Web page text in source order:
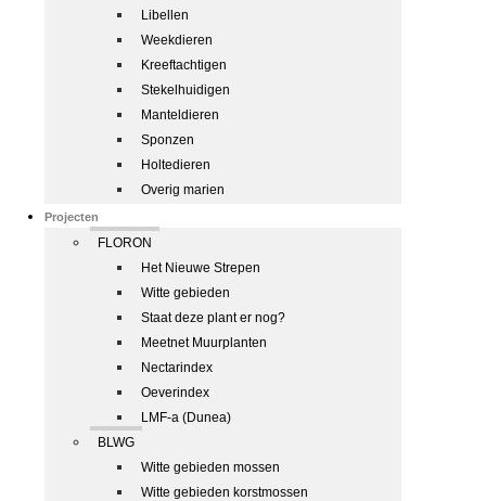
Libellen
Weekdieren
Kreeftachtigen
Stekelhuidigen
Manteldieren
Sponzen
Holtedieren
Overig marien
Projecten
FLORON
Het Nieuwe Strepen
Witte gebieden
Staat deze plant er nog?
Meetnet Muurplanten
Nectarindex
Oeverindex
LMF-a (Dunea)
BLWG
Witte gebieden mossen
Witte gebieden korstmossen